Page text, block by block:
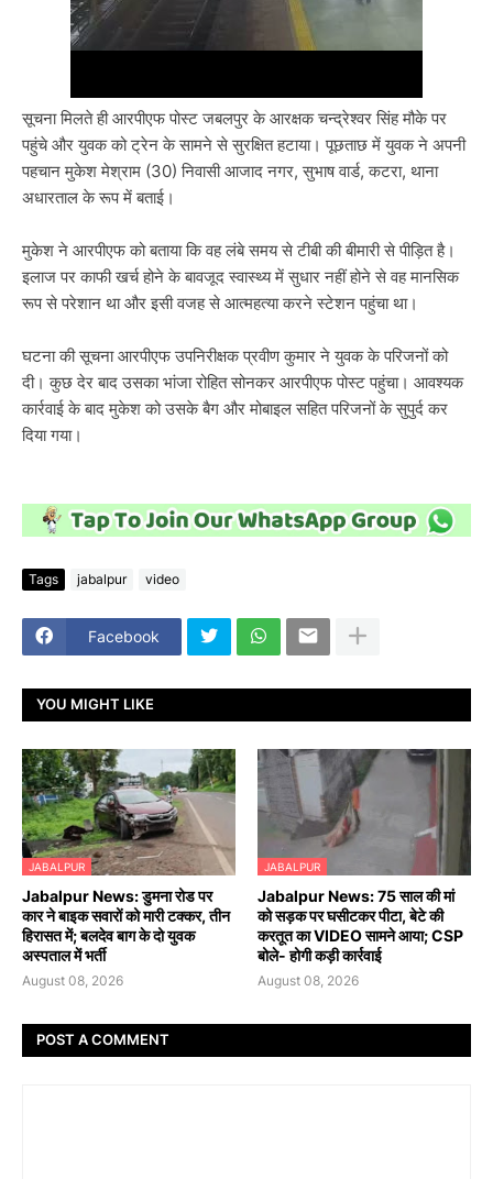
सूचना मिलते ही आरपीएफ पोस्ट जबलपुर के आरक्षक चन्द्रेश्वर सिंह मौके पर
पहुंचे और युवक को ट्रेन के सामने से सुरक्षित हटाया। पूछताछ में युवक ने अपनी
पहचान मुकेश मेश्राम (30) निवासी आजाद नगर, सुभाष वार्ड, कटरा, थाना
अधारताल के रूप में बताई।
मुकेश ने आरपीएफ को बताया कि वह लंबे समय से टीबी की बीमारी से पीड़ित है।
इलाज पर काफी खर्च होने के बावजूद स्वास्थ्य में सुधार नहीं होने से वह मानसिक
रूप से परेशान था और इसी वजह से आत्महत्या करने स्टेशन पहुंचा था।
घटना की सूचना आरपीएफ उपनिरीक्षक प्रवीण कुमार ने युवक के परिजनों को
दी। कुछ देर बाद उसका भांजा रोहित सोनकर आरपीएफ पोस्ट पहुंचा। आवश्यक
कार्रवाई के बाद मुकेश को उसके बैग और मोबाइल सहित परिजनों के सुपुर्द कर
दिया गया।
Tags jabalpur video
Facebook
YOU MIGHT LIKE
JABALPUR
Jabalpur News: डुमना रोड पर
कार ने बाइक सवारों को मारी टक्कर, तीन
हिरासत में; बलदेव बाग के दो युवक
अस्पताल में भर्ती
August 08, 2026
JABALPUR
Jabalpur News: 75 साल की मां
को सड़क पर घसीटकर पीटा, बेटे की
करतूत का VIDEO सामने आया; CSP
बोले- होगी कड़ी कार्रवाई
August 08, 2026
POST A COMMENT